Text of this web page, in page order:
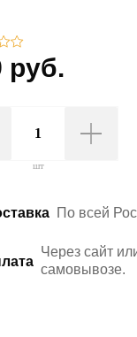
руб.
шт
По всей
Через сайт
самовывозе.